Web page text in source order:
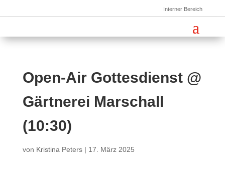
Interner Bereich
Open-Air Gottesdienst @
Gärtnerei Marschall
(10:30)
von Kristina Peters| 17. März 2025